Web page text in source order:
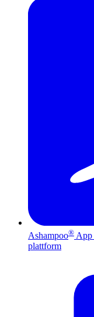
Ashampoo® App
plattform